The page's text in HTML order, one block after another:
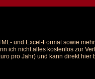
und Excel-Format sowie
ich nicht alles kostenlos zur
pro Jahr) und kann direkt hier